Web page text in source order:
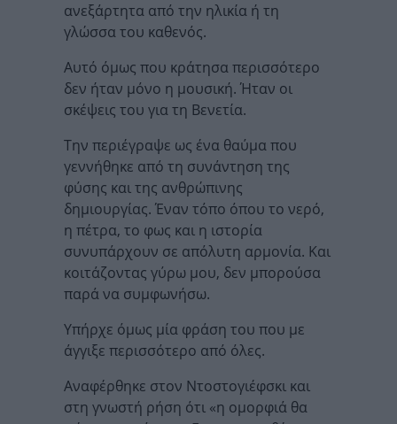
ανεξάρτητα από την ηλικία ή τη
γλώσσα του καθενός.
Αυτό όμως που κράτησα περισσότερο
δεν ήταν μόνο η μουσική. Ήταν οι
σκέψεις του για τη Βενετία.
Την περιέγραψε ως ένα θαύμα που
γεννήθηκε από τη συνάντηση της
φύσης και της ανθρώπινης
δημιουργίας. Έναν τόπο όπου το νερό,
η πέτρα, το φως και η ιστορία
συνυπάρχουν σε απόλυτη αρμονία. Και
κοιτάζοντας γύρω μου, δεν μπορούσα
παρά να συμφωνήσω.
Υπήρχε όμως μία φράση του που με
άγγιξε περισσότερο από όλες.
Αναφέρθηκε στον Ντοστογιέφσκι και
στη γνωστή ρήση ότι «η ομορφιά θα